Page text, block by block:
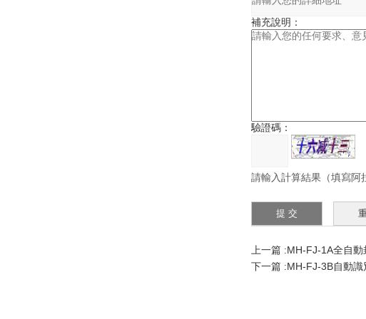
補充說明：
驗證碼：
請輸入計算結果（填寫阿
上一篇 :MH-FJ-1A全自動
下一篇 :MH-FJ-3B自動